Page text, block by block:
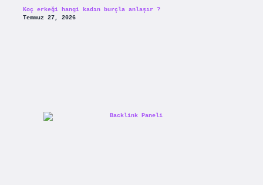
Koç erkeği hangi kadın burçla anlaşır ?
Temmuz 27, 2026